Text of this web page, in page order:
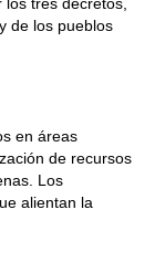
los tres decretos,
de los pueblos
en áreas
de recursos
Los
alientan la